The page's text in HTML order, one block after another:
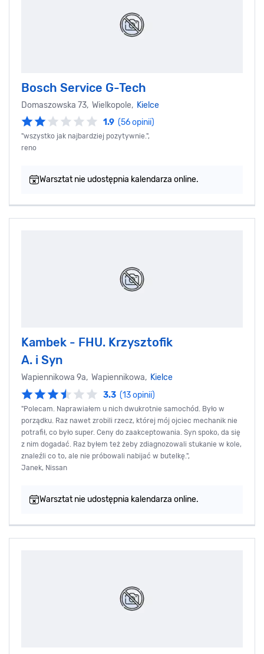
Bosch Service G-Tech
Domaszowska 73, Wielkopole, Kielce
1.9 (56 opinii)
"wszystko jak najbardziej pozytywnie.",
reno
Warsztat nie udostępnia kalendarza online.
Kambek - FHU. Krzysztofik
A. i Syn
Wapiennikowa 9a, Wapiennikowa, Kielce
3.3 (13 opinii)
"Polecam. Naprawiałem u nich dwukrotnie samochód. Było w
porządku. Raz nawet zrobili rzecz, której mój ojciec mechanik nie
potrafił, co było super. Ceny do zaakceptowania. Syn spoko, da się
z nim dogadać. Raz byłem też żeby zdiagnozowali stukanie w kole,
znaleźli co to, ale nie próbowali nabijać w butelkę.",
Janek, Nissan
Warsztat nie udostępnia kalendarza online.